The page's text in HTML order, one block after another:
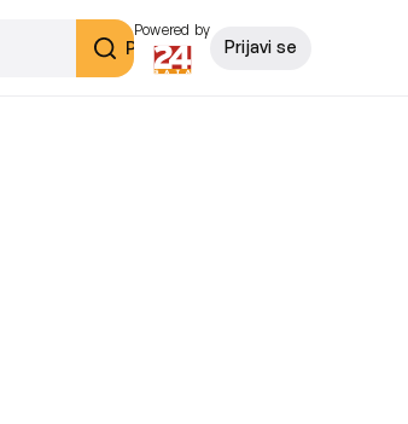
Pretraži
Powered by
Prijavi se